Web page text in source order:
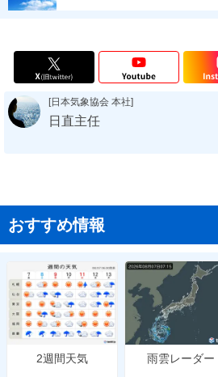
[日本気象協会 本社]
日直主任
おすすめ情報
2週間天気 雨雲レーダー